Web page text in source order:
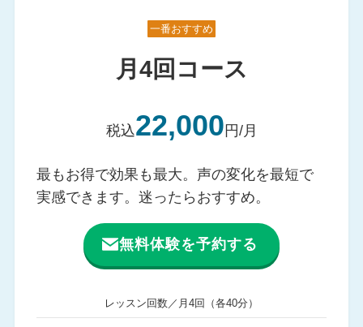
一番おすすめ
月4回コース
税込22,000円/月
最もお得で効果も最大。声の変化を最短で
実感できます。迷ったらおすすめ。
無料体験を予約する
レッスン回数／月4回（各40分）